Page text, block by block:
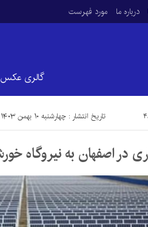
درباره ما مورد فهرست
گالری عکس
تاریخ انتشار : چهارشنبه ۱۰ بهمن ۱۴۰۳ - ۱۱:۵۳